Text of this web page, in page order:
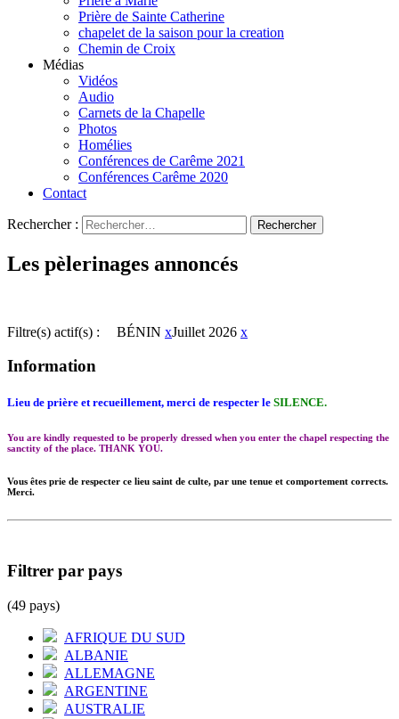
Prière de Sainte Catherine
chapelet de la saison pour la creation
Chemin de Croix
Médias
Vidéos
Audio
Carnets de la Chapelle
Photos
Homélies
Conférences de Carême 2021
Conférences Carême 2020
Contact
Rechercher :
Les pèlerinages annoncés
Filtre(s) actif(s) : BÉNIN xJuillet 2026 x
Information
Lieu de prière et recueillement, merci de respecter le SILENCE.
You are kindly requested to be properly dressed when you enter the chapel respecting the
sanctity of the place. THANK YOU.
Vous êtes prie de respecter ce lieu saint de culte, par une tenue et comportement corrects.
Merci.
Filtrer par pays
(49 pays)
AFRIQUE DU SUD
ALBANIE
ALLEMAGNE
ARGENTINE
AUSTRALIE